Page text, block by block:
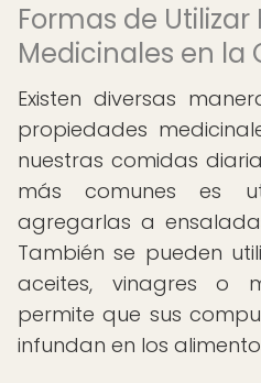
Formas de Utilizar
Medicinales en la
Existen diversas
propiedades
nuestras comidas
más comunes es
agregarlas a
También se pueden
aceites, vinagres o
permite que sus
infundan en los